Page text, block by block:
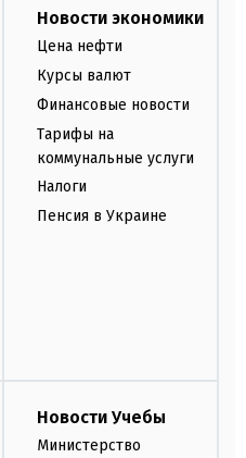
Новости экономики
Цена нефти
Курсы валют
Финансовые новости
Тарифы на
коммунальные услуги
Налоги
Пенсия в Украине
Новости Учебы
Министерство